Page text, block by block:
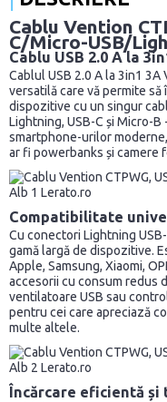
Cablu Vention
C/Micro-USB/
Cablu USB 2.0 A la
Cablul USB 2.0 A la 3in1
versatilă care vă permite
dispozitive cu un singur
Lightning, USB-C și Micro-
smartphone-urilor
ar fi powerbanks și camere
Compatibilitate
Cu conectori Lightning
gamă largă de dispozitive.
Apple, Samsung, Xiaomi,
accesorii cu consum redus
ventilatoare USB sau
pentru cei care apreciază
multe altele.
Încărcare eficientă